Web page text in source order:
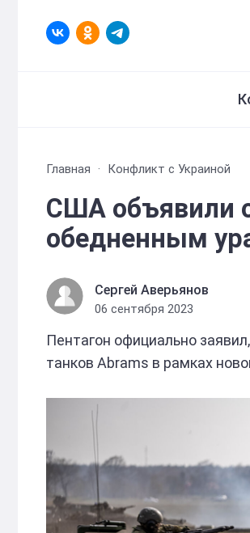
Главная Конфликт с Украиной
США объявили
обедненным
Сергей Аверьянов
06 сентября 2023
Пентагон официально
танков Аbrams в рамках